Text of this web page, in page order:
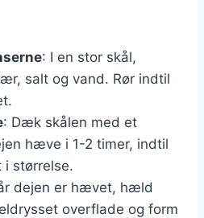
: I en stor skål,
salt og vand. Rør indtil
: Dæk skålen med et
hæve i 1-2 timer, indtil
i størrelse.
dejen er hævet, hæld
overflade og form